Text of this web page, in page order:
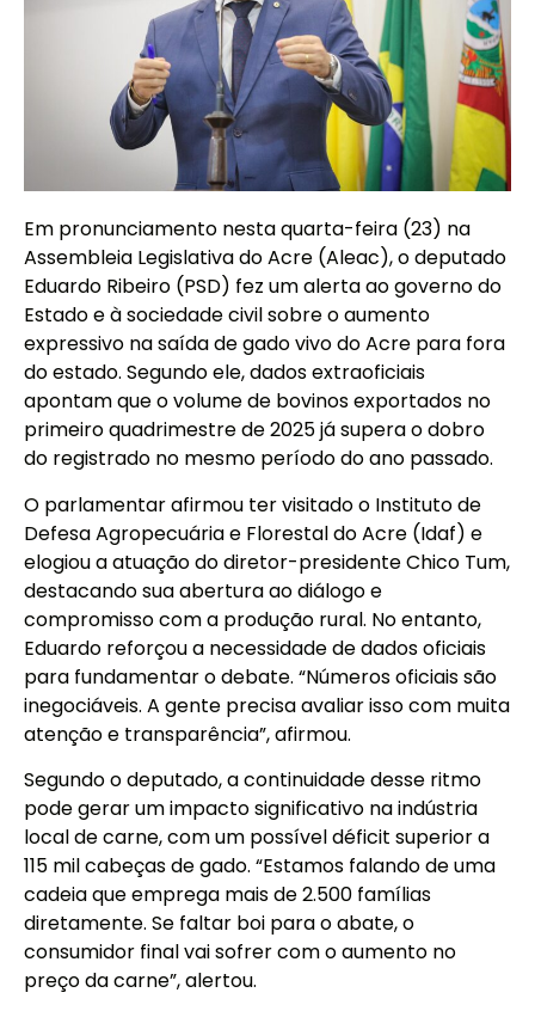
Em pronunciamento nesta quarta-feira (23) na
Assembleia Legislativa do Acre (Aleac), o deputado
Eduardo Ribeiro (PSD) fez um alerta ao governo do
Estado e à sociedade civil sobre o aumento
expressivo na saída de gado vivo do Acre para fora
do estado. Segundo ele, dados extraoficiais
apontam que o volume de bovinos exportados no
primeiro quadrimestre de 2025 já supera o dobro
do registrado no mesmo período do ano passado.
O parlamentar afirmou ter visitado o Instituto de
Defesa Agropecuária e Florestal do Acre (Idaf) e
elogiou a atuação do diretor-presidente Chico Tum,
destacando sua abertura ao diálogo e
compromisso com a produção rural. No entanto,
Eduardo reforçou a necessidade de dados oficiais
para fundamentar o debate. “Números oficiais são
inegociáveis. A gente precisa avaliar isso com muita
atenção e transparência”, afirmou.
Segundo o deputado, a continuidade desse ritmo
pode gerar um impacto significativo na indústria
local de carne, com um possível déficit superior a
115 mil cabeças de gado. “Estamos falando de uma
cadeia que emprega mais de 2.500 famílias
diretamente. Se faltar boi para o abate, o
consumidor final vai sofrer com o aumento no
preço da carne”, alertou.